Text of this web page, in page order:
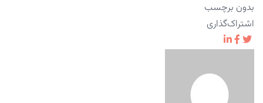
بدون برچسب
اشتراک‌گذاری